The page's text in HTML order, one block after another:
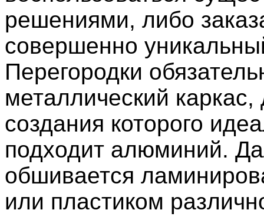
решениями, либо
совершенно
Перегородки
металлический каркас,
создания которого
подходит алюминий.
обшивается
или пластиком